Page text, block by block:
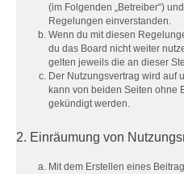
(im Folgenden „Betreiber“)
Regelungen einverstanden.
Wenn du mit diesen
du das Board nicht weiter
gelten jeweils die an dieser
Der Nutzungsvertrag wird auf
kann von beiden Seiten ohne
gekündigt werden.
2. Einräumung von
Mit dem Erstellen eines